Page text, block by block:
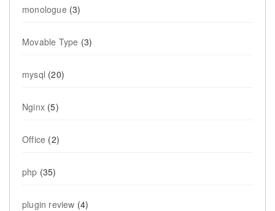
monologue (3)
Movable Type (3)
mysql (20)
Nginx (5)
Office (2)
php (35)
plugin review (4)